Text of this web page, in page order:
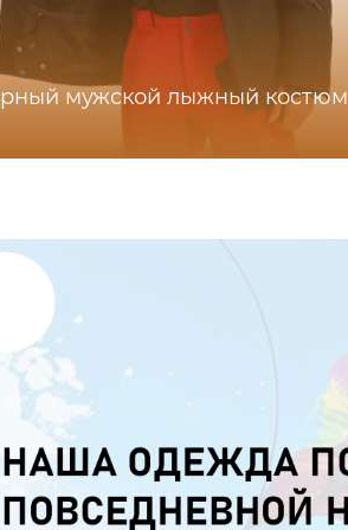
мужской лыжный костюм